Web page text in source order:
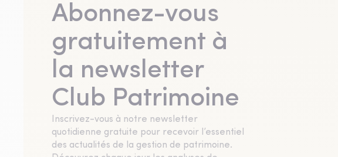
Abonnez-vous
gratuitement à
la newsletter
Club Patrimoine
Inscrivez-vous à notre newsletter
quotidienne gratuite pour recevoir l’essentiel
des actualités de la gestion de patrimoine.